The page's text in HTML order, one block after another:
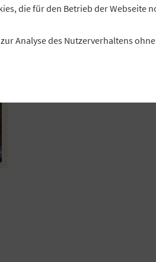
die für den Betrieb der Webseite
Analyse des Nutzerverhaltens